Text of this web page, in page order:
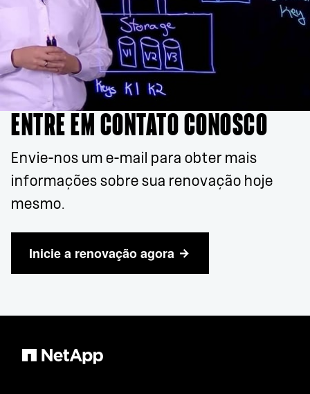
ENTRE EM CONTATO CONOSCO
Envie-nos um e-mail para obter mais
informações sobre sua renovação hoje
mesmo.
Inicie a renovação agora